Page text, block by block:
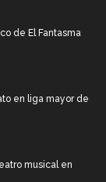
de El Fantasma
en liga mayor de
musical en